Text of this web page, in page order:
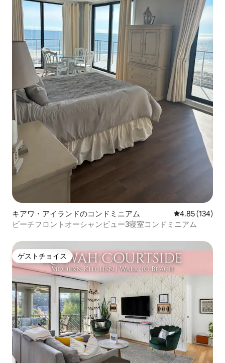
キアワ・アイランドのコンドミニアム レビュー134
4.85 (134)
ビーチフロントオーシャンビュー3寝室コンドミニアム
ゲストチョイス
ゲストチョイス